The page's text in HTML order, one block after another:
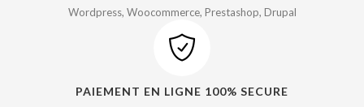
Wordpress, Woocommerce, Prestashop, Drupal
PAIEMENT EN LIGNE 100% SECURE